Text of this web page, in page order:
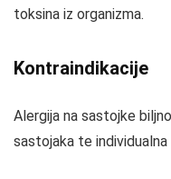
toksina iz organizma.
Kontraindikacije
Alergija na sastojke
sastojaka te